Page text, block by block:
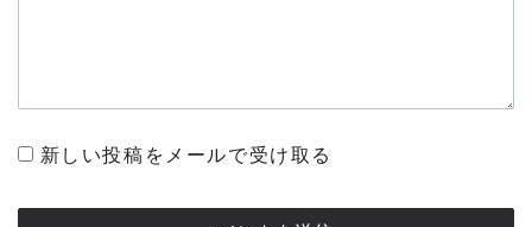
新しい投稿をメールで受け取る